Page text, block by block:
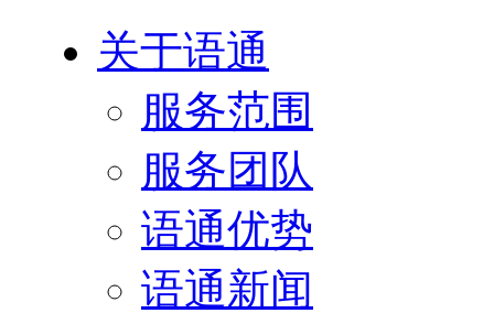
关于语通
服务范围
服务团队
语通优势
语通新闻